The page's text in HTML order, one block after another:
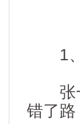
1、
张一
错了路